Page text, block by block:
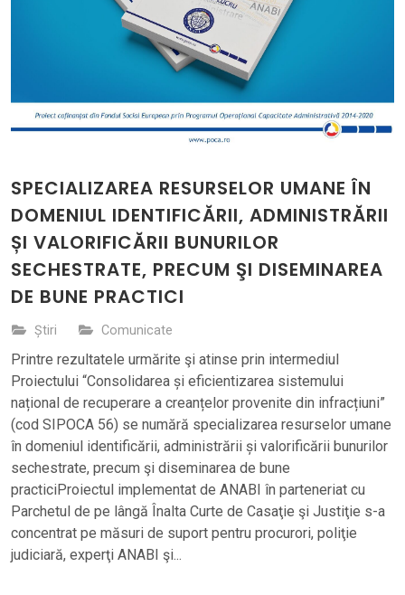
SPECIALIZAREA RESURSELOR UMANE ÎN
DOMENIUL IDENTIFICĂRII, ADMINISTRĂRII
ȘI VALORIFICĂRII BUNURILOR
SECHESTRATE, PRECUM ŞI DISEMINAREA
DE BUNE PRACTICI
Știri Comunicate
Printre rezultatele urmărite şi atinse prin intermediul
Proiectului “Consolidarea și eficientizarea sistemului
național de recuperare a creanțelor provenite din infracțiuni”
(cod SIPOCA 56) se numără specializarea resurselor umane
în domeniul identificării, administrării și valorificării bunurilor
sechestrate, precum şi diseminarea de bune
practiciProiectul implementat de ANABI în parteneriat cu
Parchetul de pe lângă Înalta Curte de Casaţie şi Justiţie s-a
concentrat pe măsuri de suport pentru procurori, poliţie
judiciară, experţi ANABI şi...